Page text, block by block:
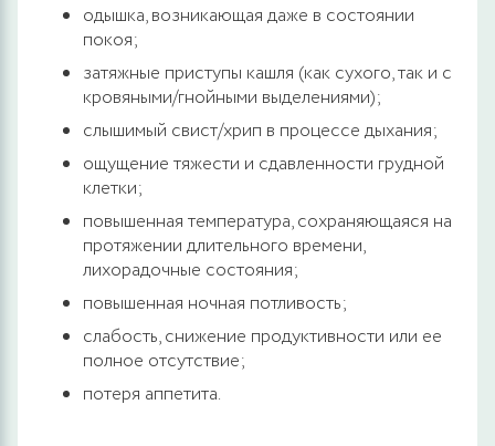
одышка, возникающая даже в состоянии
покоя;
затяжные приступы кашля (как сухого, так и с
кровяными/гнойными выделениями);
слышимый свист/хрип в процессе дыхания;
ощущение тяжести и сдавленности грудной
клетки;
повышенная температура, сохраняющаяся на
протяжении длительного времени,
лихорадочные состояния;
повышенная ночная потливость;
слабость, снижение продуктивности или ее
полное отсутствие;
потеря аппетита.